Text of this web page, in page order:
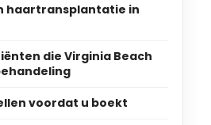
haartransplantatie in
die Virginia Beach
voordat u boekt